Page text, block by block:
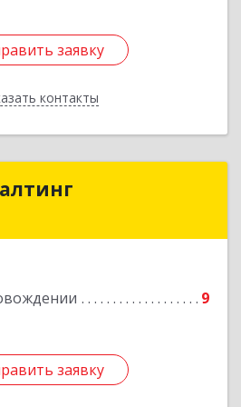
заявку
контакты
заявку
Назад
9
заявку
ФинЮр-Консалтинг
Подробнее
заявку